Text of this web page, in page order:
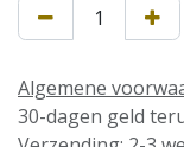
Algemene
30-dagen geld